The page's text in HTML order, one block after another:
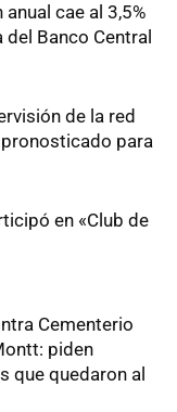
cae al 3,5%
Banco Central
de la red
para
en «Club de
Cementerio
piden
que quedaron al